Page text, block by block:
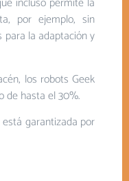
por ejemplo, sin
para la adaptación y
los robots Geek
de hasta el 30%.
garantizada por